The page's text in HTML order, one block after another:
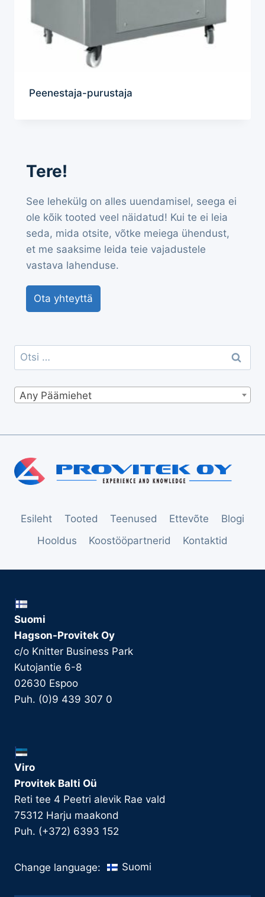
Peenestaja-purustaja
Tere!
See lehekülg on alles uuendamisel, seega ei
ole kõik tooted veel näidatud! Kui te ei leia
seda, mida otsite, võtke meiega ühendust,
et me saaksime leida teie vajadustele
vastava lahenduse.
Ota yhteyttä
Otsi:
Any Päämiehet
Esileht Tooted Teenused Ettevõte
Blogi
Hooldus
Koostööpartnerid Kontaktid
Suomi
Hagson-Provitek Oy
c/o Knitter Business Park
Kutojantie 6-8
02630 Espoo
Puh. (0)9 439 307 0
Viro
Provitek Balti Oü
Reti tee 4 Peetri alevik Rae vald
75312 Harju maakond
Puh. (+372) 6393 152
Change language: Suomi